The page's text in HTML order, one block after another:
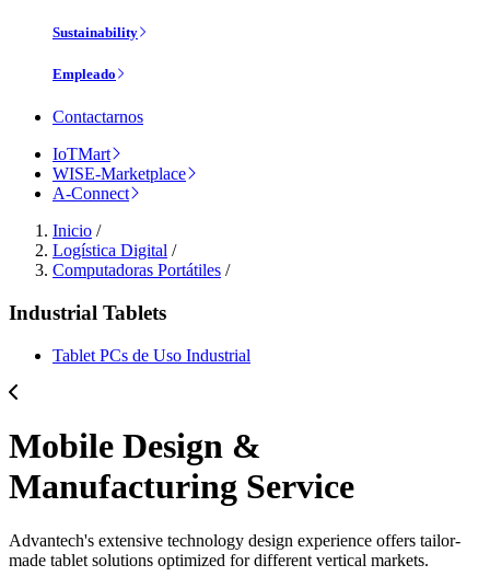
Sustainability
Empleado
Contactarnos
IoTMart
WISE-Marketplace
A-Connect
Inicio /
Logística Digital /
Computadoras Portátiles /
Industrial Tablets
Tablet PCs de Uso Industrial
Mobile Design &
Manufacturing Service
Advantech's extensive technology design experience offers tailor-
made tablet solutions optimized for different vertical markets.